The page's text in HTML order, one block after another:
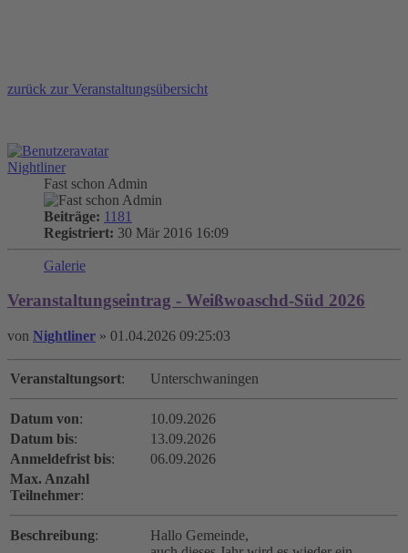
zurück zur Veranstaltungsübersicht
Nightliner
Fast schon Admin
Beiträge: 1181
Registriert: 30 Mär 2016 16:09
Galerie
Veranstaltungseintrag - Weißwoaschd-Süd 2026
von Nightliner » 01.04.2026 09:25:03
Veranstaltungsort: Unterschwaningen
Datum von:
10.09.2026
Datum bis:
13.09.2026
Anmeldefrist bis:
06.09.2026
Max. Anzahl
Teilnehmer:
Beschreibung:
Hallo Gemeinde,